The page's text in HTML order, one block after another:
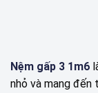
Nệm gấp 3 1m6
nhỏ và mang đến